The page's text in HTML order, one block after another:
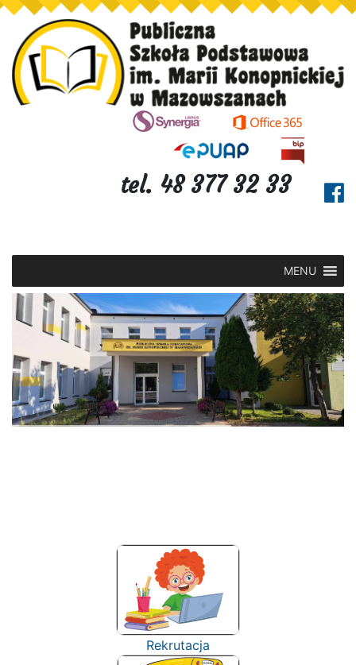
tel. 48 377 32 33
MENU
Rekrutacja